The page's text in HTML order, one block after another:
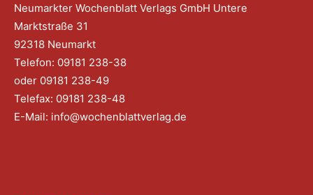
Neumarkter Wochenblatt Verlags GmbH Untere
Marktstraße 31
92318 Neumarkt
Telefon: 09181 238-38
oder 09181 238-49
Telefax: 09181 238-48
E-Mail: info@wochenblattverlag.de